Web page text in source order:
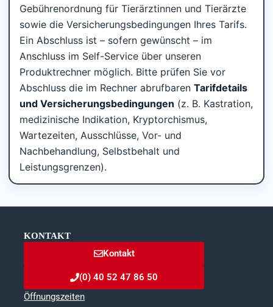
Gebührenordnung für Tierärztinnen und Tierärzte
sowie die Versicherungsbedingungen Ihres Tarifs.
Ein Abschluss ist – sofern gewünscht – im
Anschluss im Self-Service über unseren
Produktrechner möglich. Bitte prüfen Sie vor
Abschluss die im Rechner abrufbaren Tarifdetails
und Versicherungsbedingungen (z. B. Kastration,
medizinische Indikation, Kryptorchismus,
Wartezeiten, Ausschlüsse, Vor- und
Nachbehandlung, Selbstbehalt und
Leistungsgrenzen).
KONTAKT
Kontakt
(0) 40 52 47 86 50
Öffnungszeiten